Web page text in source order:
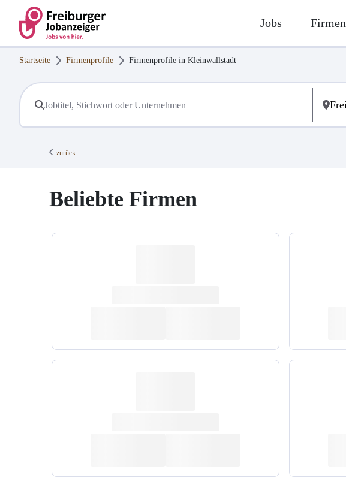
Jobs Firmen
Startseite Firmenprofile Firmenprofile in Kleinwallstadt
zurück
Beliebte Firmen